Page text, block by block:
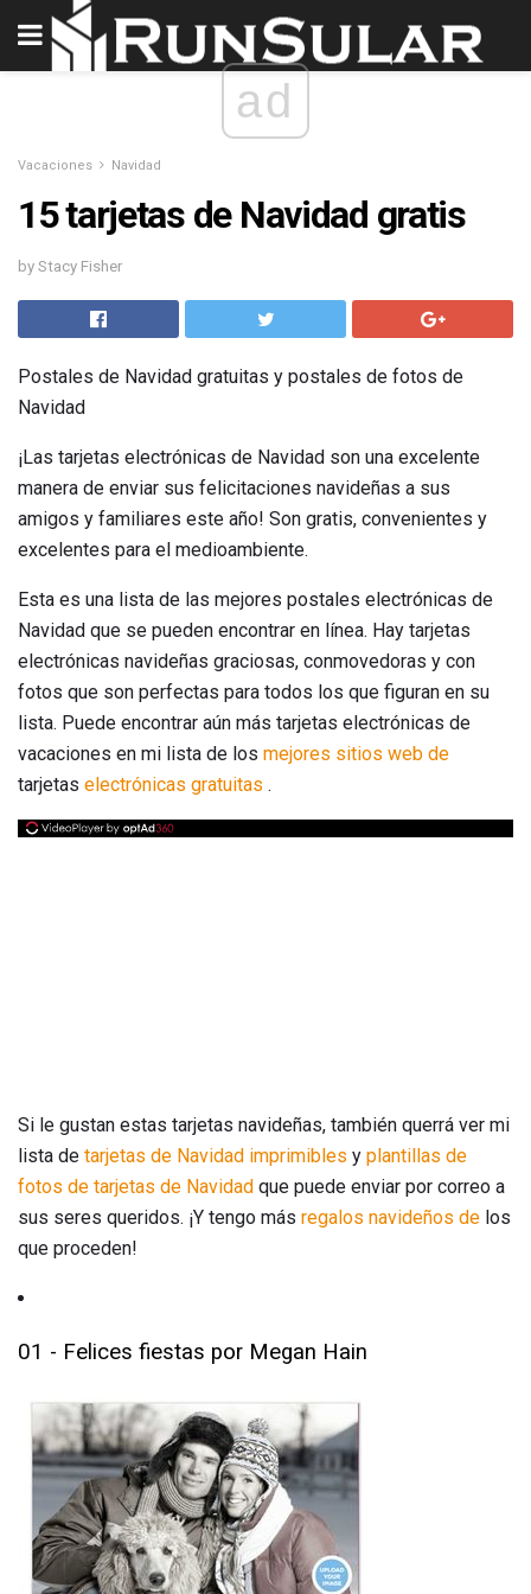
ad
Vacaciones Navidad
15 tarjetas de Navidad gratis
by Stacy Fisher
Postales de Navidad gratuitas y postales de fotos de
Navidad
¡Las tarjetas electrónicas de Navidad son una excelente
manera de enviar sus felicitaciones navideñas a sus
amigos y familiares este año! Son gratis, convenientes y
excelentes para el medioambiente.
Esta es una lista de las mejores postales electrónicas de
Navidad que se pueden encontrar en línea. Hay tarjetas
electrónicas navideñas graciosas, conmovedoras y con
fotos que son perfectas para todos los que figuran en su
lista. Puede encontrar aún más tarjetas electrónicas de
vacaciones en mi lista de los mejores sitios web de
tarjetas electrónicas gratuitas .
Si le gustan estas tarjetas navideñas, también querrá ver mi
lista de tarjetas de Navidad imprimibles y plantillas de
fotos de tarjetas de Navidad que puede enviar por correo a
sus seres queridos. ¡Y tengo más regalos navideños de los
que proceden!
01 - Felices fiestas por Megan Hain